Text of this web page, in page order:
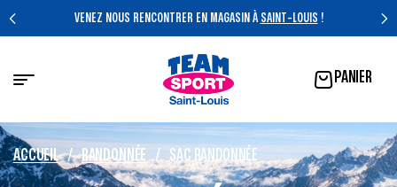
VENEZ NOUS RENCONTRER EN MAGASIN À SAINT-LOUIS !
PANIER
ACCUEIL / RANDONNÉE / SAC RANDONNÉE